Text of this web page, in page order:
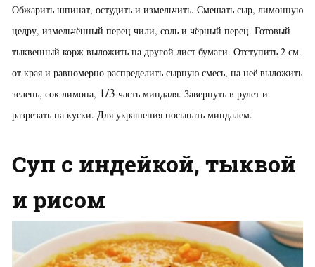
Обжарить шпинат, остудить и измельчить. Смешать сыр, лимонную
цедру, измельчённый перец чили, соль и чёрный перец. Готовый
тыквенный корж выложить на другой лист бумаги. Отступить 2 см.
от края и равномерно распределить сырную смесь, на неё выложить
зелень, сок лимона, 1/3 часть миндаля. Завернуть в рулет и
разрезать на куски. Для украшения посыпать миндалем.
Суп с индейкой, тыквой
и рисом